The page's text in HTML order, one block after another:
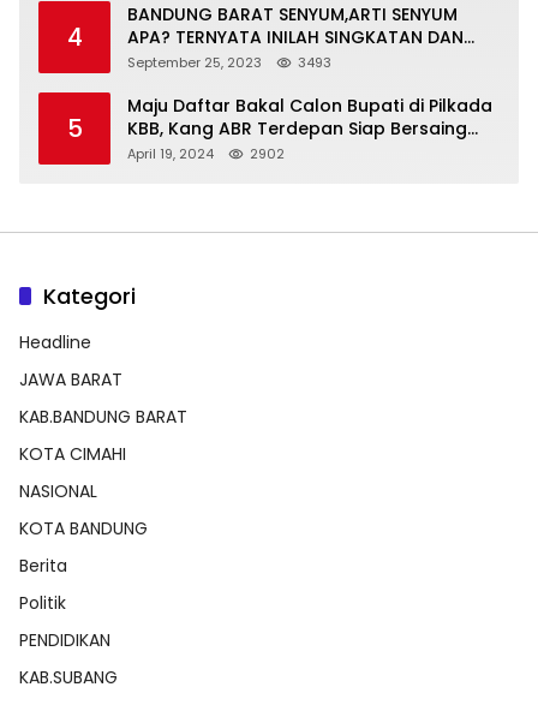
4
BANDUNG BARAT SENYUM,ARTI SENYUM
APA? TERNYATA INILAH SINGKATAN DAN
MAKNANYA
September 25, 2023 3493
5
Maju Daftar Bakal Calon Bupati di Pilkada
KBB, Kang ABR Terdepan Siap Bersaing
Dengan Balon Lainnya
April 19, 2024 2902
Kategori
Headline
JAWA BARAT
KAB.BANDUNG BARAT
KOTA CIMAHI
NASIONAL
KOTA BANDUNG
Berita
Politik
PENDIDIKAN
KAB.SUBANG